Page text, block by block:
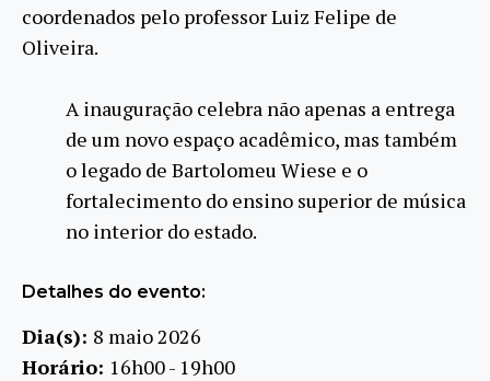
coordenados pelo professor Luiz Felipe de
Oliveira.
A inauguração celebra não apenas a entrega
de um novo espaço acadêmico, mas também
o legado de Bartolomeu Wiese e o
fortalecimento do ensino superior de música
no interior do estado.
Detalhes do evento:
Dia(s): 8 maio 2026
Horário: 16h00 - 19h00